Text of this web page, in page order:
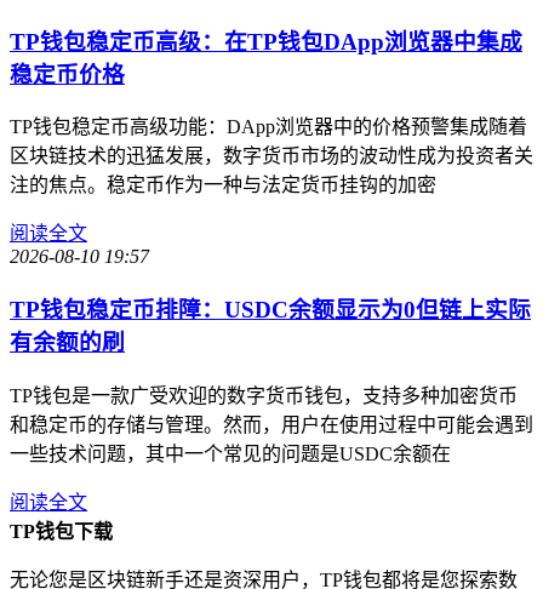
TP钱包稳定币高级：在TP钱包DApp浏览器中集成
稳定币价格
TP钱包稳定币高级功能：DApp浏览器中的价格预警集成随着
区块链技术的迅猛发展，数字货币市场的波动性成为投资者关
注的焦点。稳定币作为一种与法定货币挂钩的加密
阅读全文
2026-08-10 19:57
TP钱包稳定币排障：USDC余额显示为0但链上实际
有余额的刷
TP钱包是一款广受欢迎的数字货币钱包，支持多种加密货币
和稳定币的存储与管理。然而，用户在使用过程中可能会遇到
一些技术问题，其中一个常见的问题是USDC余额在
阅读全文
TP钱包下载
无论您是区块链新手还是资深用户，TP钱包都将是您探索数